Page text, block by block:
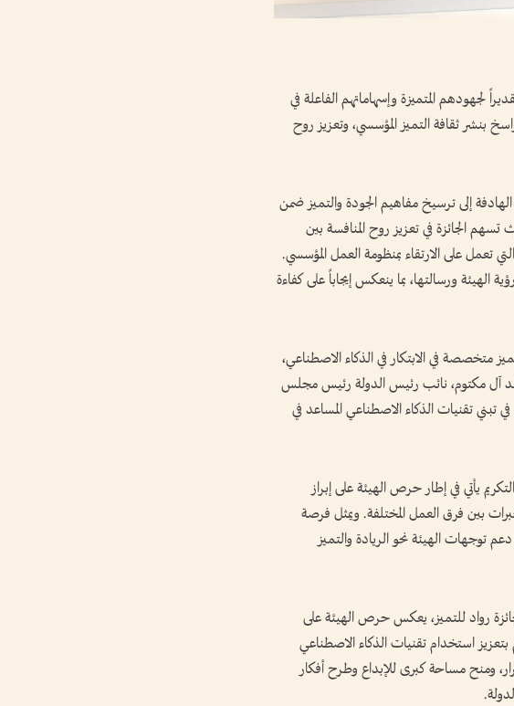
لجهودهم المتميزة وإسهاماتهم الفاعلة في
بنشر ثقافة التميز المؤسسي، وتعزيز روح
إلى ترسيخ مفاهيم الجودة والتميز ضمن
الجائزة في تعزيز روح المنافسة بين
تعمل على الارتقاء بمنظومة العمل المؤسسي.
الهيئة ورسالتها، بما ينعكس إيجاباً على كفاءة
متخصصة في الابتكار في الذكاء الاصطناعي،
مكتوم، نائب رئيس الدولة رئيس مجلس
تبني تقنيات الذكاء الاصطناعي المساعد في
يأتي في إطار حرص الهيئة على إبراز
بين فرق العمل المختلفة. ويمثل فرصة
توجهات الهيئة نحو الريادة والتميز
رواد للتميز، يعكس حرص الهيئة على
استخدام تقنيات الذكاء الاصطناعي
ومنح مساحة كبرى للإبداع وطرح أفكار